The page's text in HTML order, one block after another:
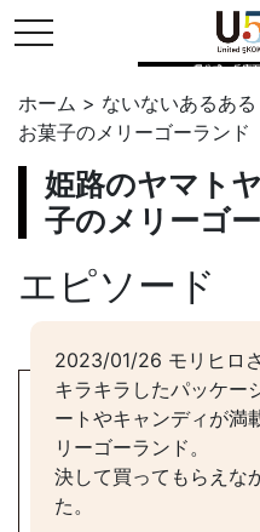
toggle navigation
県公式・兵庫
ホーム > ないないあるある
お菓子のメリーゴーランド
姫路のヤマト
子のメリーゴ
エピソード
2023/01/26 モリヒロ
キラキラしたパッケー
ートやキャンディが満
リーゴーランド。
決して買ってもらえな
た。